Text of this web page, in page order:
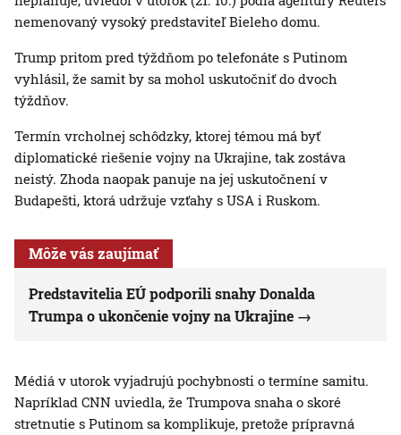
nemenovaný vysoký predstaviteľ Bieleho domu.
Trump pritom pred týždňom po telefonáte s Putinom
vyhlásil, že samit by sa mohol uskutočniť do dvoch
týždňov.
Termín vrcholnej schôdzky, ktorej témou má byť
diplomatické riešenie vojny na Ukrajine, tak zostáva
neistý. Zhoda naopak panuje na jej uskutočnení v
Budapešti, ktorá udržuje vzťahy s USA i Ruskom.
Môže vás zaujímať
Predstavitelia EÚ podporili snahy Donalda
Trumpa o ukončenie vojny na Ukrajine
Médiá v utorok vyjadrujú pochybnosti o termíne samitu.
Napríklad CNN uviedla, že Trumpova snaha o skoré
stretnutie s Putinom sa komplikuje, pretože prípravná